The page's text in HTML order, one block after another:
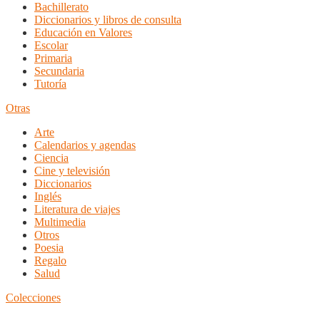
Bachillerato
Diccionarios y libros de consulta
Educación en Valores
Escolar
Primaria
Secundaria
Tutoría
Otras
Arte
Calendarios y agendas
Ciencia
Cine y televisión
Diccionarios
Inglés
Literatura de viajes
Multimedia
Otros
Poesia
Regalo
Salud
Colecciones